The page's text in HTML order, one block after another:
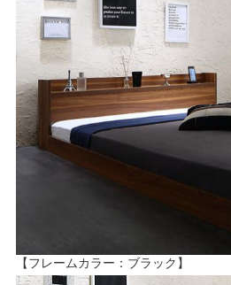
【フレームカラー：ブラック】